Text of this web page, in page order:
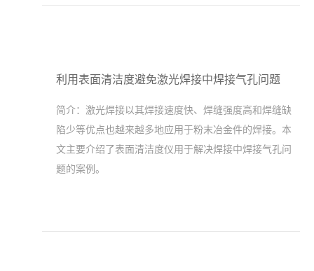
利用表面清洁度避免激光焊接中焊接气孔问题
简介： 激光焊接以其焊接速度快、焊缝强度高和焊缝缺
陷少等优点也越来越多地应用于粉末冶金件的焊接。本
文主要介绍了表面清洁度仪用于解决焊接中焊接气孔问
题的案例。